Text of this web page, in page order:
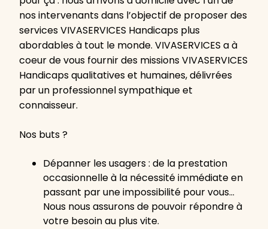
nos intervenants dans l’objectif de proposer des
services VIVASERVICES Handicaps plus
abordables à tout le monde. VIVASERVICES a à
coeur de vous fournir des missions VIVASERVICES
Handicaps qualitatives et humaines, délivrées
par un professionnel sympathique et
connaisseur.
Nos buts ?
Dépanner les usagers : de la prestation
occasionnelle à la nécessité immédiate en
passant par une impossibilité pour vous…
Nous nous assurons de pouvoir répondre à
votre besoin au plus vite.